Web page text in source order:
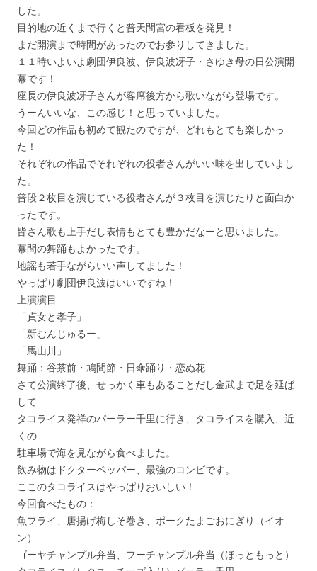
した。
目的地の近くまで行くと普天間宮の看板を発見！
まだ開演まで時間があったのでお参りしてきました。
１１時いよいよ劇団伊良波、伊良波冴子・さゆき母の日公演開
幕です！
座長の伊良波冴子さんが客席後方から歌いながら登場です。
うーんいいな、この感じ！と思っていました。
今回どの作品も初めて観たのですが、どれもとても楽しかっ
た！
それぞれの作品でそれぞれの役者さんがいい味を出していまし
た。
普段２枚目を演じている役者さんが３枚目を演じたりと面白か
ったです。
皆さん歌も上手だし表情もとても豊かだなーと思いました。
幕間の舞踊もよかったです。
地謡も若手ながらいい声してました！
やっぱり劇団伊良波はいいですね！
上演演目
「貞女と孝子」
「新むんじゅるー」
「馬山川」
舞踊：谷茶前・鳩間節・日傘踊り・恋ぬ花
さて公演終了後、せっかく車もあることだし金武まで足を延ば
して
タコライス発祥のパーラー千里に行き、タコライスを購入、近
くの
駐車場で海を見ながら食べました。
飲み物はドクターペッパー、最強のコンビです。
ここのタコライスはやっぱりおいしい！
今回食べたもの：
魚フライ、唐揚げ梅しそ巻き、ポークたまごおにぎり（イオ
ン）
ゴーヤチャンプル弁当、フーチャンプル弁当（ほっともっと）